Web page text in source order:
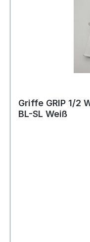
Griffe GRIP 1/2
BL-SL Weiß